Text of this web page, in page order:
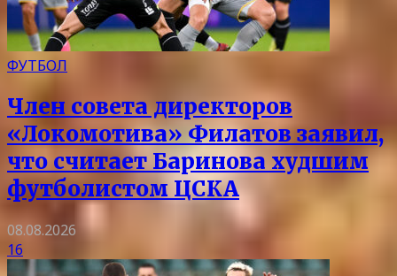
ФУТБОЛ
Член совета директоров
«Локомотива» Филатов заявил,
что считает Баринова худшим
футболистом ЦСКА
08.08.2026
16